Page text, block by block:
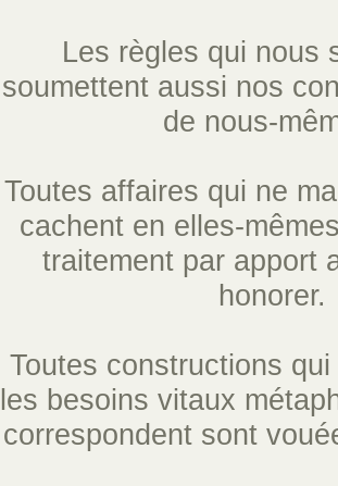
Les règles qui nous
soumettent aussi nos
de nous-
Toutes affaires qui ne
cachent en elles-
traitement par apport
honorer.
Toutes constructions qui
les besoins vitaux
correspondent sont